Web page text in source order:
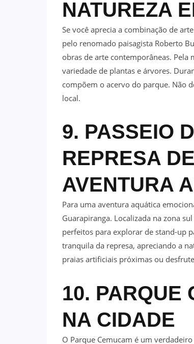
NATUREZA
Se você aprecia a combinação de
pelo renomado paisagista Roberto
obras de arte contemporâneas.
variedade de plantas e árvores.
compõem o acervo do parque. Não
local.
9. PASSEIO
REPRESA
AVENTURA
Para uma aventura aquática
Guarapiranga. Localizada na zona
perfeitos para explorar de stand-up
tranquila da represa, apreciando a
praias artificiais próximas ou
10. PARQUE
NA CIDADE
O Parque Cemucam é um